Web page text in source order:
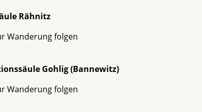
Rähnitz
Wanderung folgen
Gohlig (Bannewitz)
Wanderung folgen